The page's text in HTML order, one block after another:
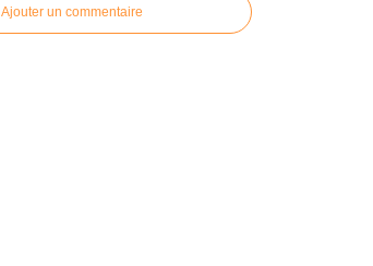
Ajouter un commentaire